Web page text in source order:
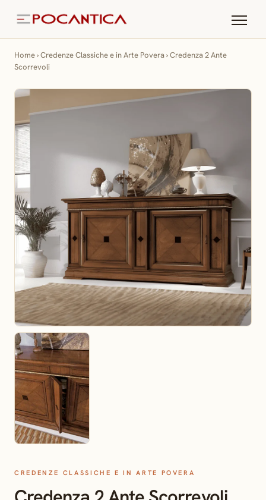
Home›Credenze Classiche e in Arte Povera›Credenza 2 Ante
Scorrevoli
CREDENZE CLASSICHE E IN ARTE POVERA